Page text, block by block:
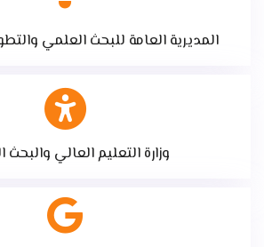
المديرية العامة للبحث العلمي
وزارة التعليم العالي